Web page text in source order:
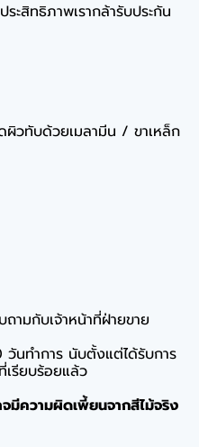
ะสิทธิภาพเรากล้ารับประกัน
ผิวทับด้วยเมลามีน / ขาเหล็ก
ามกับเจ้าหน้าที่ฝ่ายขาย
วันทำการ นับตั้งแต่ได้รับการ
เรียบร้อยแล้ว
มีความผิดเพี้ยนจากสีไม้จริง